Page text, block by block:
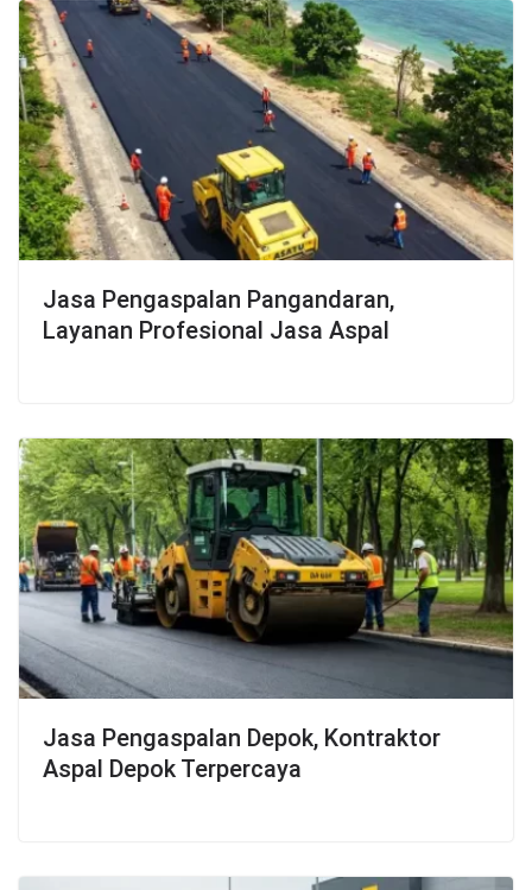
Jasa Pengaspalan Pangandaran,
Layanan Profesional Jasa Aspal
Jasa Pengaspalan Depok, Kontraktor
Aspal Depok Terpercaya